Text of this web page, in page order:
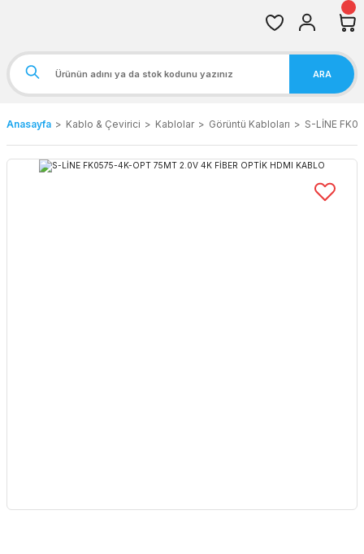
ARA
Anasayfa Kablo & Çevirici Kablolar Görüntü Kabloları S-LİNE